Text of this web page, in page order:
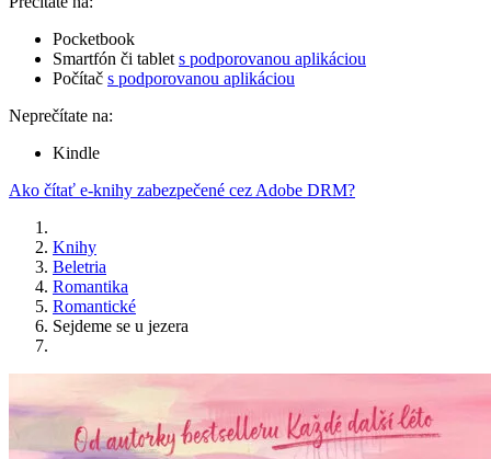
Pocketbook
Smartfón či tablet s podporovanou aplikáciou
Počítač s podporovanou aplikáciou
Neprečítate na:
Kindle
Ako čítať e-knihy zabezpečené cez Adobe DRM?
Knihy
Beletria
Romantika
Romantické
Sejdeme se u jezera